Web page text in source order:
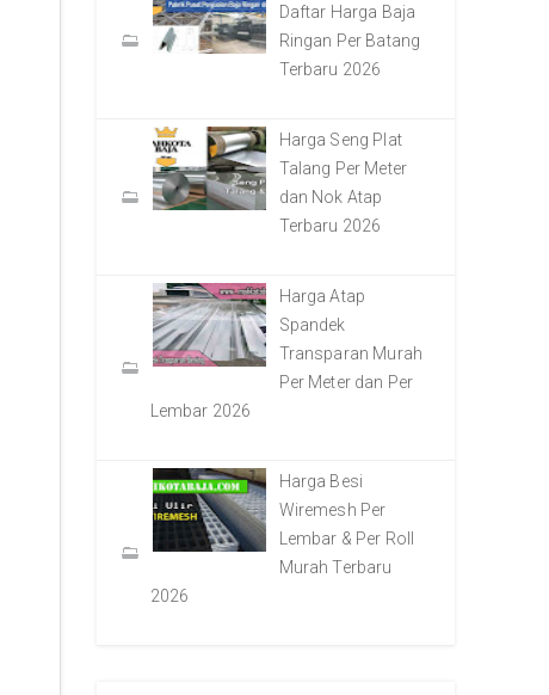
Daftar Harga Baja
Ringan Per Batang
Terbaru 2026
Harga Seng Plat
Talang Per Meter
dan Nok Atap
Terbaru 2026
Harga Atap
Spandek
Transparan Murah
Per Meter dan Per
Lembar 2026
Harga Besi
Wiremesh Per
Lembar & Per Roll
Murah Terbaru
2026